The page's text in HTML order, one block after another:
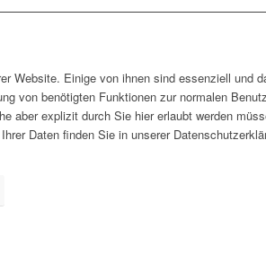
Website. Einige von ihnen sind essenziell und
von benötigten Funktionen zur normalen
aber explizit durch Sie hier erlaubt werden
Daten finden Sie in unserer